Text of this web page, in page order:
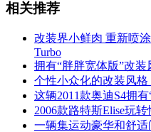
相关推荐
改装界小鲜肉 重新喷
Turbo
拥有“胖胖宽体版”改
个性小众化的改装风格
这辆2011款奥迪S4拥
2006款路特斯Elise玩
一辆集运动豪华和舒适